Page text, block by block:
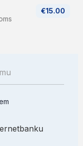
€15.00